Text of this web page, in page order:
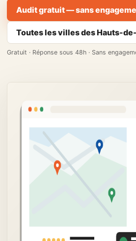
Audit gratuit — sans
Toutes les villes des Hauts-
Gratuit · Réponse sous 48h · Sans